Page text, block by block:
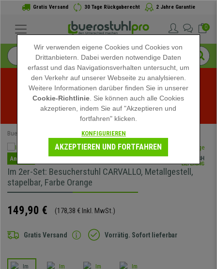
Gratis Versand 30 Tage Rückgaberecht 2 Jahre Garantie
0
Sommerschlussverkauf bei buerostuhlpro! Exklusive
Rabatte für kurze Zeit - Aktion ansehen -
Buerostuhlpro Besucherstühle
Angebot
Im 2er-Set: Besucherstuhl CARVALLO, Metallgestell,
stapelbar, Farbe Orange
149,90 € (178,38 € Inkl. MwSt.)
Gratis Versand Vorrätig. Sofort lieferbar
Wir verwenden eigene Cookies und Cookies von
Drittanbietern. Dabei werden notwendige Daten
erfasst und das Navigationsverhalten untersucht, um
den Verkehr auf unserer Webseite zu analylsieren.
Weitere Informationen darüber finden Sie in unserer
Cookie-Richtlinie . Sie können auch alle Cookies
akzeptieren, indem Sie auf "Akzeptieren und
fortfahren" klicken.
KONFIGURIEREN
AKZEPTIEREN UND FORTFAHREN